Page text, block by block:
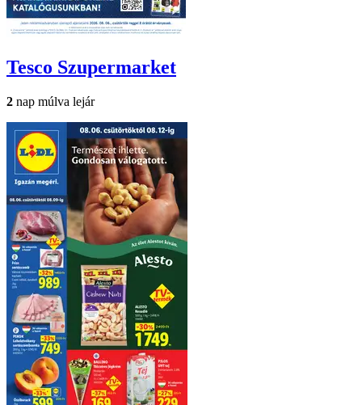
Tesco Szupermarket
2 nap múlva lejár